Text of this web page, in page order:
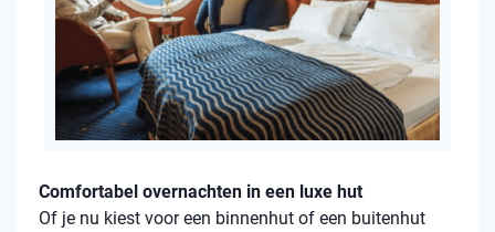
Comfortabel overnachten in een luxe hut
Of je nu kiest voor een binnenhut of een buitenhut